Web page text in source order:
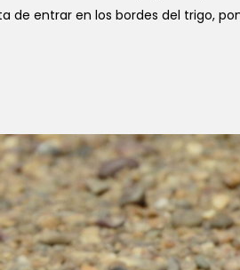
de entrar en los bordes del trigo,